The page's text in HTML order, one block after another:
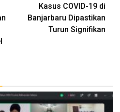
Kasus COVID-19 di
Banjarbaru Dipastikan
Turun Signifikan